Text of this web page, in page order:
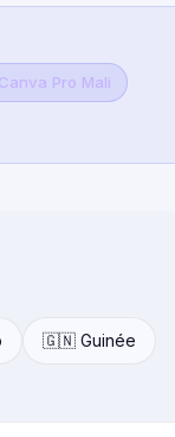
Canva Pro Mali
🇬🇳 Guinée